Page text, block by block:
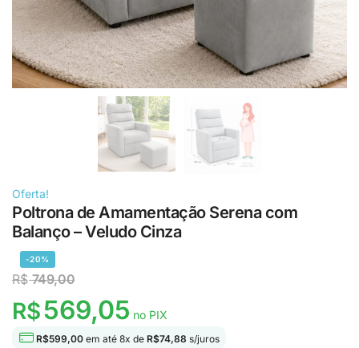
Oferta!
Poltrona de Amamentação Serena com
Balanço – Veludo Cinza
-20%
R$749,00
R$569,05 no PIX
R$599,00 em até 8x de R$74,88 s/juros